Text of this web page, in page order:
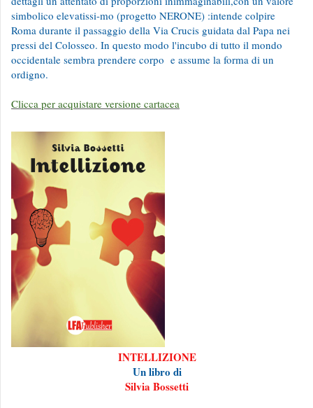
simbolico elevatissi-mo (progetto NERONE) :intende colpire
Roma durante il passaggio della Via Crucis guidata dal Papa nei
pressi del Colosseo. In questo modo l'incubo di tutto il mondo
occidentale sembra prendere corpo e assume la forma di un
ordigno.
Clicca per acquistare versione cartacea
INTELLIZIONE
Un libro di
Silvia Bossetti